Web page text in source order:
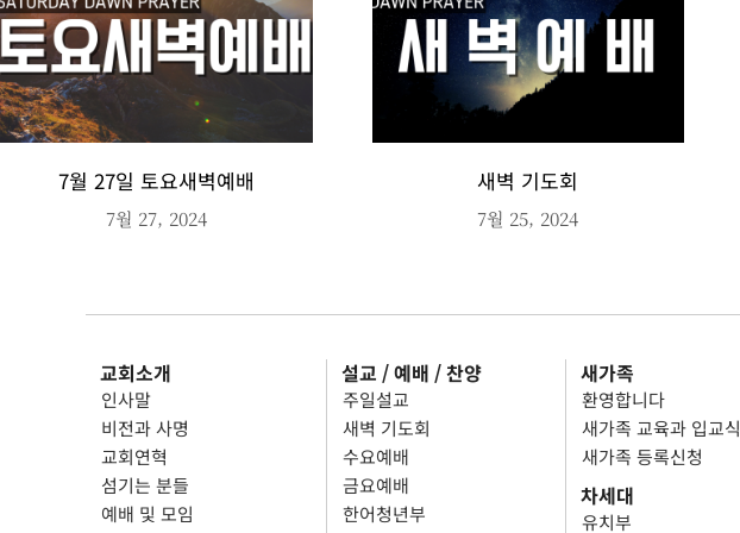
7월 27일 토요새벽예배
7월 27, 2024
새벽 기도회
7월 25, 2024
교회소개
인사말
비전과 사명
교회연혁
섬기는 분들
예배 및 모임
설교 / 예배 / 찬양
주일설교
새벽 기도회
수요예배
금요예배
한어청년부
새가족
환영합니다
새가족 교육과 입교식
새가족 등록신청
차세대
유치부